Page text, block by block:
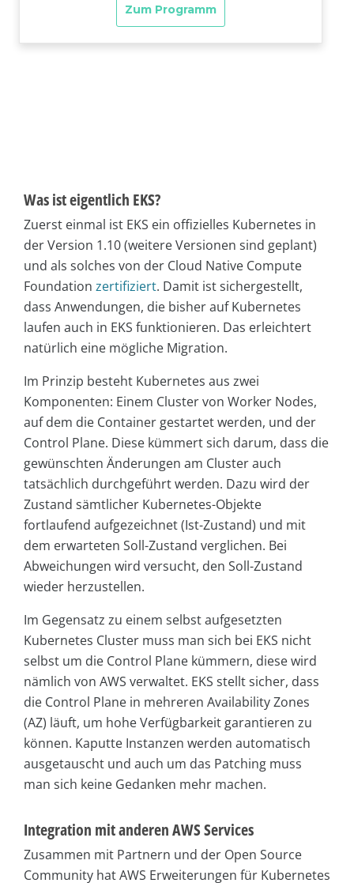
Was ist eigentlich EKS?
Zuerst einmal ist EKS ein offizielles Kubernetes in
der Version 1.10 (weitere Versionen sind geplant)
und als solches von der Cloud Native Compute
Foundation zertifiziert. Damit ist sichergestellt,
dass Anwendungen, die bisher auf Kubernetes
laufen auch in EKS funktionieren. Das erleichtert
natürlich eine mögliche Migration.
Im Prinzip besteht Kubernetes aus zwei
Komponenten: Einem Cluster von Worker Nodes,
auf dem die Container gestartet werden, und der
Control Plane. Diese kümmert sich darum, dass die
gewünschten Änderungen am Cluster auch
tatsächlich durchgeführt werden. Dazu wird der
Zustand sämtlicher Kubernetes-Objekte
fortlaufend aufgezeichnet (Ist-Zustand) und mit
dem erwarteten Soll-Zustand verglichen. Bei
Abweichungen wird versucht, den Soll-Zustand
wieder herzustellen.
Im Gegensatz zu einem selbst aufgesetzten
Kubernetes Cluster muss man sich bei EKS nicht
selbst um die Control Plane kümmern, diese wird
nämlich von AWS verwaltet. EKS stellt sicher, dass
die Control Plane in mehreren Availability Zones
(AZ) läuft, um hohe Verfügbarkeit garantieren zu
können. Kaputte Instanzen werden automatisch
ausgetauscht und auch um das Patching muss
man sich keine Gedanken mehr machen.
Integration mit anderen AWS Services
Zusammen mit Partnern und der Open Source
Community hat AWS Erweiterungen für Kubernetes